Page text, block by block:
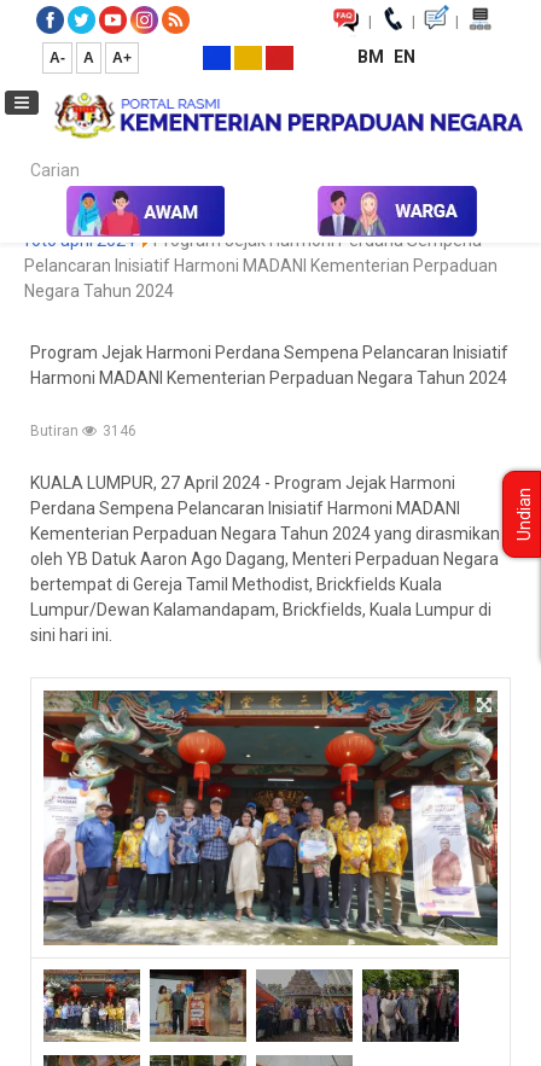
| | |
A- A A+ BM EN
Carian...
Laman Utama Media Koleksi Media Foto
Galeri Foto
foto april 2024
Program Jejak Harmoni Perdana Sempena
Pelancaran Inisiatif Harmoni MADANI Kementerian Perpaduan
Negara Tahun 2024
Program Jejak Harmoni Perdana Sempena Pelancaran Inisiatif
Harmoni MADANI Kementerian Perpaduan Negara Tahun 2024
Butiran 3146
KUALA LUMPUR, 27 April 2024 - Program Jejak Harmoni
Perdana Sempena Pelancaran Inisiatif Harmoni MADANI
Kementerian Perpaduan Negara Tahun 2024 yang dirasmikan
oleh YB Datuk Aaron Ago Dagang, Menteri Perpaduan Negara
bertempat di Gereja Tamil Methodist, Brickfields Kuala
Lumpur/Dewan Kalamandapam, Brickfields, Kuala Lumpur di
sini hari ini.
Undian